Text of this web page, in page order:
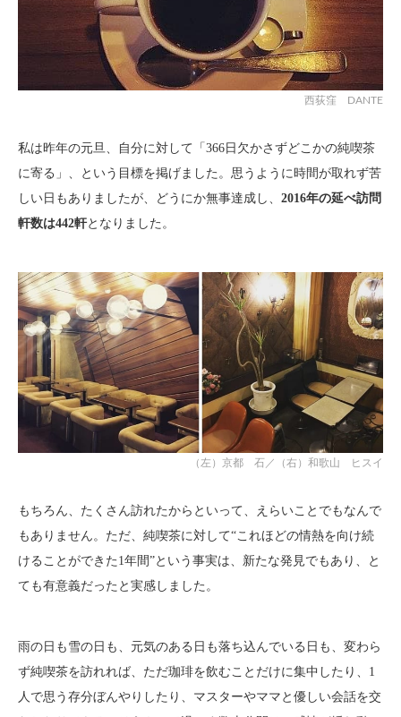
西荻窪 DANTE
私は昨年の元旦、自分に対して「366日欠かさずどこかの純喫茶
に寄る」、という目標を掲げました。思うように時間が取れず苦
しい日もありましたが、どうにか無事達成し、 2016年の延べ訪問
軒数は442軒となりました。
（左）京都 石／（右）和歌山 ヒスイ
もちろん、たくさん訪れたからといって、えらいことでもなんで
もありません。ただ、純喫茶に対して“これほどの情熱を向け続
けることができた1年間”という事実は、新たな発見でもあり、と
ても有意義だったと実感しました。
雨の日も雪の日も、元気のある日も落ち込んでいる日も、変わら
ず純喫茶を訪れれば、ただ珈琲を飲むことだけに集中したり、1
人で思う存分ぼんやりしたり、マスターやママと優しい会話を交